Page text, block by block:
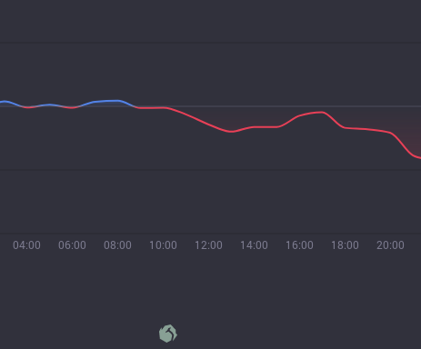
04:00 06:00 08:00 10:00 12:00 14:00 16:00 18:00 20:00